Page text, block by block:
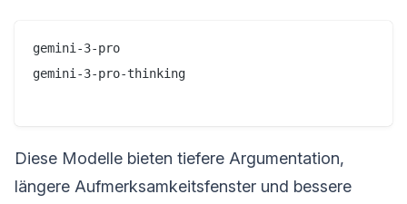
gemini-3-pro
gemini-3-pro-thinking
Diese Modelle bieten tiefere Argumentation,
längere Aufmerksamkeitsfenster und bessere